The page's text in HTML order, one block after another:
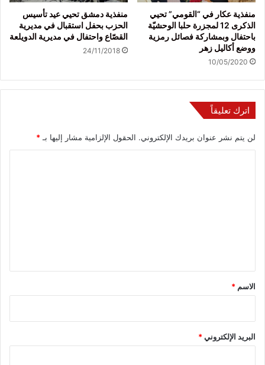
منفذية عكار في “القومي” تحيي
الذكرى 12 لمجزرة حلبا الوحشيّة
باحتفال وبمشاركة فصائل رمزية
ووضع أكاليل زهر
10/05/2020
منفذية دمشق تحيي عيد تأسيس
الحزب بحفل استقبال في مديرية
القصّاع واحتفال في مديرية الدويلعة
24/11/2018
اترك تعليقاً
لن يتم نشر عنوان بريدك الإلكتروني. الحقول الإلزامية مشار إليها بـ *
*
الاسم *
البريد الإلكتروني*